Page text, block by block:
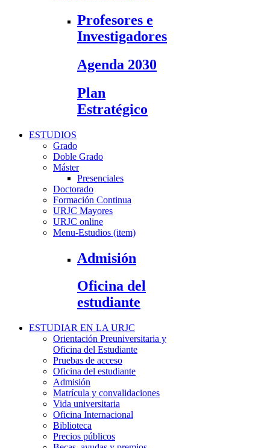
Profesores e
Investigadores
Agenda 2030
Plan
Estratégico
ESTUDIOS
Grado
Doble Grado
Máster
Presenciales
Doctorado
Formación Continua
URJC Mayores
URJC online
Menu-Estudios (item)
Admisión
Oficina del
estudiante
ESTUDIAR EN LA URJC
Orientación Preuniversitaria y
Oficina del Estudiante
Pruebas de acceso
Oficina del estudiante
Admisión
Matrícula y convalidaciones
Vida universitaria
Oficina Internacional
Biblioteca
Precios públicos